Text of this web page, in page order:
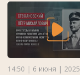
14:50 | 6 июня | 2025